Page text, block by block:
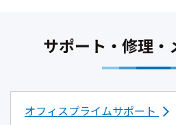
サポート・修理・
オフィスプライムサポート